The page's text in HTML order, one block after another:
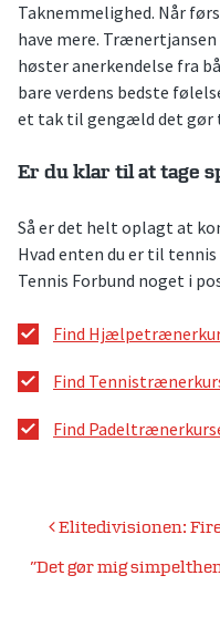
Taknemmelighed. Når
have mere.
høster anerkendelse fra
bare verdens bedste
et tak til gengæld det gør
Er du klar til at tage
Så er det helt oplagt at
Hvad enten du er til
Tennis Forbund noget i
Find
Find
Find
Elitedivisionen:
”Det gør mig